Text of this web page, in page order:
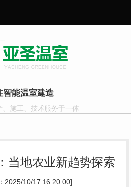
智能温室建造
、施工、技术服务于一体
当地农业新趋势探索
2025/10/17 16:20:00]